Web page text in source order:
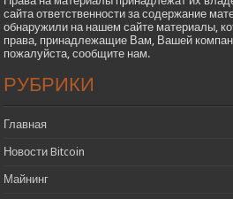
сайта ответственности за содержание
обнаружили на нашем сайте материалы,
права, принадлежащие Вам, Вашей
пожалуйста, сообщите нам.
РУБРИКИ
Главная
Новости Bitcoin
Майнинг